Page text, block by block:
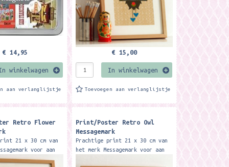
€ 14,95
winkelwagen
aan verlanglijstje
€ 15,00
In winkelwagen
Toevoegen aan verlanglijstje
Retro Flower
21 x 30 cm van
voor aan
om neer te zetten.
Print/Poster Retro Owl
Messagemark
Prachtige print 21 x 30 cm van
het merk Messagemark voor aan